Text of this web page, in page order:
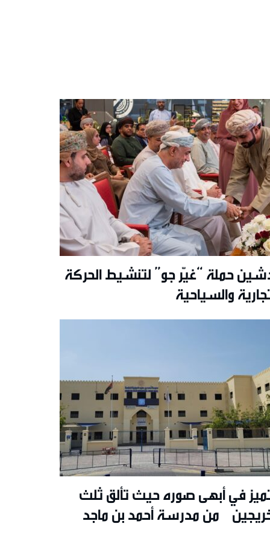
حملة “غيّر جو” لتنشيط الحركة
والسياحية
في أبهى صوره حيث تألق ثلث
من مدرسة أحمد بن ماجد